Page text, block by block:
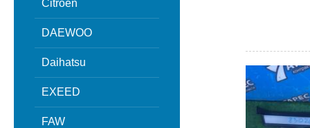
Citroen
DAEWOO
Daihatsu
EXEED
FAW